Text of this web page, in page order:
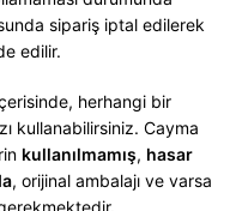
sipariş iptal edilerek
edilir.
herhangi bir
kullanabilirsiniz. Cayma
kullanılmamış, hasar
, orijinal ambalajı ve varsa